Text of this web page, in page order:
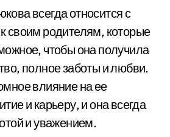
всегда относится с
своим родителям, которые
чтобы она получила
полное заботы и любви.
влияние на ее
и карьеру, и она всегда
и уважением.